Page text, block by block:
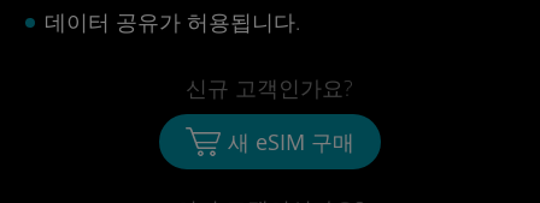
데이터 공유가 허용됩니다.
신규 고객인가요?
새 eSIM 구매